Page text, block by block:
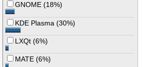
GNOME (18%)
KDE Plasma (30%)
LXQt (6%)
MATE (6%)